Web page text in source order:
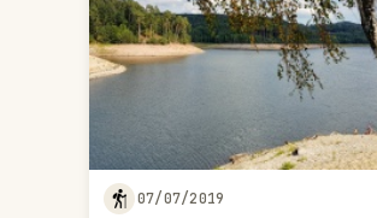
07/07/2019